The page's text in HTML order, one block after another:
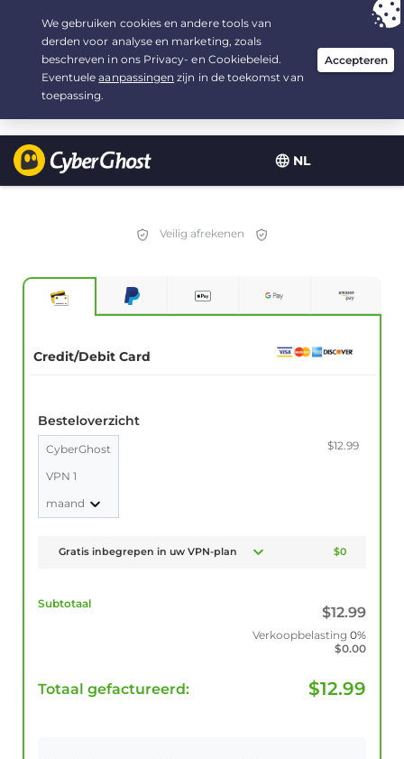
NL
Uw keuze:de beste aanbiedingvoor 2.1666666666667 jaar, voor $
2.19/maand
Veilig afrekenen
Credit/Debit Card
Besteloverzicht
CyberGhost
VPN 1
maand
$12.99
Gratis inbegrepen in uw VPN-plan $0
Subtotaal
$12.99
Verkoopbelasting 0%
$0.00
Totaal gefactureerd: $12.99